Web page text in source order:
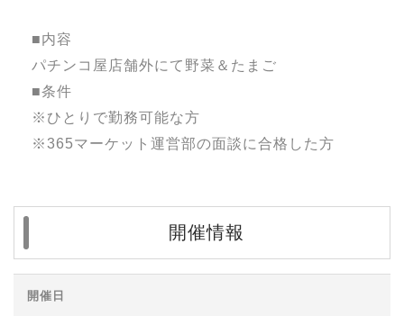
■内容
パチンコ屋店舗外にて野菜＆たまご
■条件
※ひとりで勤務可能な方
※365マーケット運営部の面談に合格した方
開催情報
開催日